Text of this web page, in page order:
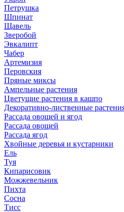
Петрушка
Шпинат
Щавель
Зверобой
Эвкалипт
Чабер
Артемизия
Перовския
Пряные миксы
Ампельные растения
Цветущие растения в кашпо
Декоративно-лиственные
Рассада овощей и ягод
Рассада овощей
Рассада ягод
Хвойные деревья и кустарники
Ель
Туя
Кипарисовик
Можжевельник
Пихта
Сосна
Тисc